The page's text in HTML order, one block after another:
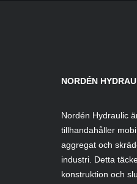
NORDÉN
Nordén Hydraulic
tillhandahåller
aggregat och
industri. Detta
konstruktion och